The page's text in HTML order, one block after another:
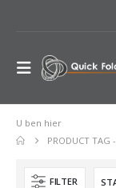
U ben hier
PRODUCT TAG -
FILTER